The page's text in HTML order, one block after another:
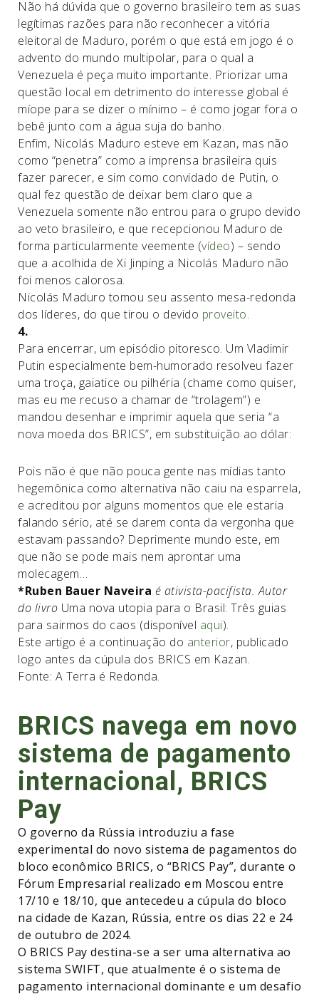
Não há dúvida que o governo brasileiro tem as suas
legítimas razões para não reconhecer a vitória
eleitoral de Maduro, porém o que está em jogo é o
advento do mundo multipolar, para o qual a
Venezuela é peça muito importante. Priorizar uma
questão local em detrimento do interesse global é
míope para se dizer o mínimo – é como jogar fora o
bebê junto com a água suja do banho.
Enfim, Nicolás Maduro esteve em Kazan, mas não
como “penetra” como a imprensa brasileira quis
fazer parecer, e sim como convidado de Putin, o
qual fez questão de deixar bem claro que a
Venezuela somente não entrou para o grupo devido
ao veto brasileiro, e que recepcionou Maduro de
forma particularmente veemente (vídeo) – sendo
que a acolhida de Xi Jinping a Nicolás Maduro não
foi menos calorosa.
Nicolás Maduro tomou seu assento mesa-redonda
dos líderes, do que tirou o devido proveito.
4.
Para encerrar, um episódio pitoresco. Um Vladimir
Putin especialmente bem-humorado resolveu fazer
uma troça, gaiatice ou pilhéria (chame como quiser,
mas eu me recuso a chamar de “trolagem”) e
mandou desenhar e imprimir aquela que seria “a
nova moeda dos BRICS”, em substituição ao dólar:
Pois não é que não pouca gente nas mídias tanto
hegemônica como alternativa não caiu na esparrela,
e acreditou por alguns momentos que ele estaria
falando sério, até se darem conta da vergonha que
estavam passando? Deprimente mundo este, em
que não se pode mais nem aprontar uma
molecagem…
*Ruben Bauer Naveira é ativista-pacifista. Autor
do livro Uma nova utopia para o Brasil: Três guias
para sairmos do caos (disponível aqui).
Este artigo é a continuação do anterior, publicado
logo antes da cúpula dos BRICS em Kazan.
Fonte: A Terra é Redonda.
BRICS navega em novo
sistema de pagamento
internacional, BRICS
Pay
O governo da Rússia introduziu a fase
experimental do novo sistema de pagamentos do
bloco econômico BRICS, o “BRICS Pay”, durante o
Fórum Empresarial realizado em Moscou entre
17/10 e 18/10, que antecedeu a cúpula do bloco
na cidade de Kazan, Rússia, entre os dias 22 e 24
de outubro de 2024.
O BRICS Pay destina-se a ser uma alternativa ao
sistema SWIFT, que atualmente é o sistema de
pagamento internacional dominante e um desafio